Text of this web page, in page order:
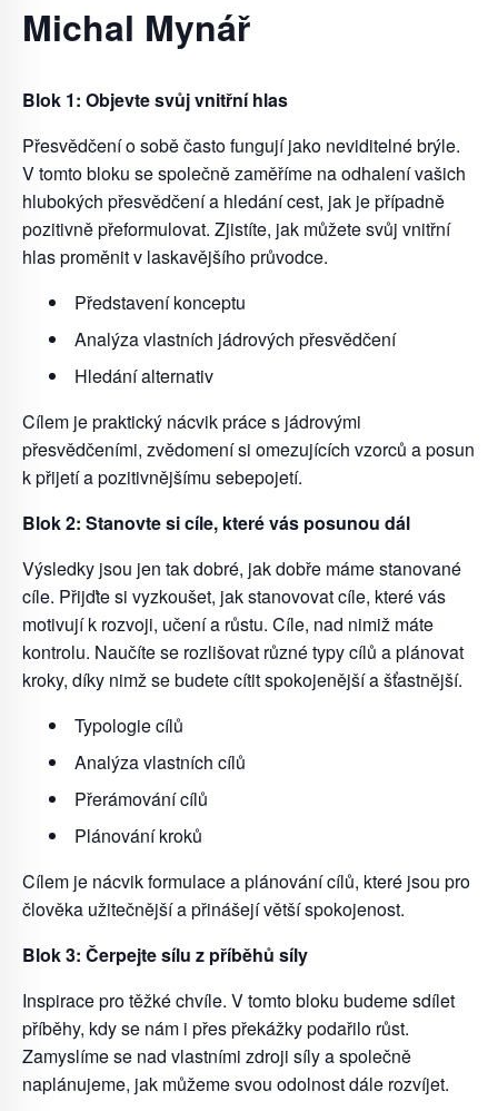
Michal Mynář
Blok 1: Objevte svůj vnitřní hlas
Přesvědčení o sobě často fungují jako neviditelné brýle.
V tomto bloku se společně zaměříme na odhalení vašich
hlubokých přesvědčení a hledání cest, jak je případně
pozitivně přeformulovat. Zjistíte, jak můžete svůj vnitřní
hlas proměnit v laskavějšího průvodce.
Představení konceptu
Analýza vlastních jádrových přesvědčení
Hledání alternativ
Cílem je praktický nácvik práce s jádrovými
přesvědčeními, zvědomení si omezujících vzorců a posun
k přijetí a pozitivnějšímu sebepojetí.
Blok 2: Stanovte si cíle, které vás posunou dál
Výsledky jsou jen tak dobré, jak dobře máme stanované
cíle. Přijďte si vyzkoušet, jak stanovovat cíle, které vás
motivují k rozvoji, učení a růstu. Cíle, nad nimiž máte
kontrolu. Naučíte se rozlišovat různé typy cílů a plánovat
kroky, díky nimž se budete cítit spokojenější a šťastnější.
Typologie cílů
Analýza vlastních cílů
Přerámování cílů
Plánování kroků
Cílem je nácvik formulace a plánování cílů, které jsou pro
člověka užitečnější a přinášejí větší spokojenost.
Blok 3: Čerpejte sílu z příběhů síly
Inspirace pro těžké chvíle. V tomto bloku budeme sdílet
příběhy, kdy se nám i přes překážky podařilo růst.
Zamyslíme se nad vlastními zdroji síly a společně
naplánujeme, jak můžeme svou odolnost dále rozvíjet.